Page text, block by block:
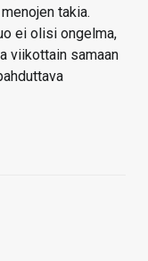
takia.
ei olisi ongelma,
viikottain samaan